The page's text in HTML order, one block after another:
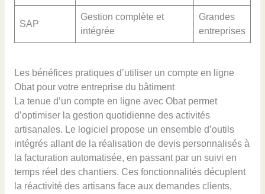
SAP
Gestion complète et
intégrée
Grandes
entreprises
Les bénéfices pratiques d’utiliser un compte en ligne
Obat pour votre entreprise du bâtiment
La tenue d’un compte en ligne avec Obat permet
d’optimiser la gestion quotidienne des activités
artisanales. Le logiciel propose un ensemble d’outils
intégrés allant de la réalisation de devis personnalisés à
la facturation automatisée, en passant par un suivi en
temps réel des chantiers. Ces fonctionnalités décuplent
la réactivité des artisans face aux demandes clients,